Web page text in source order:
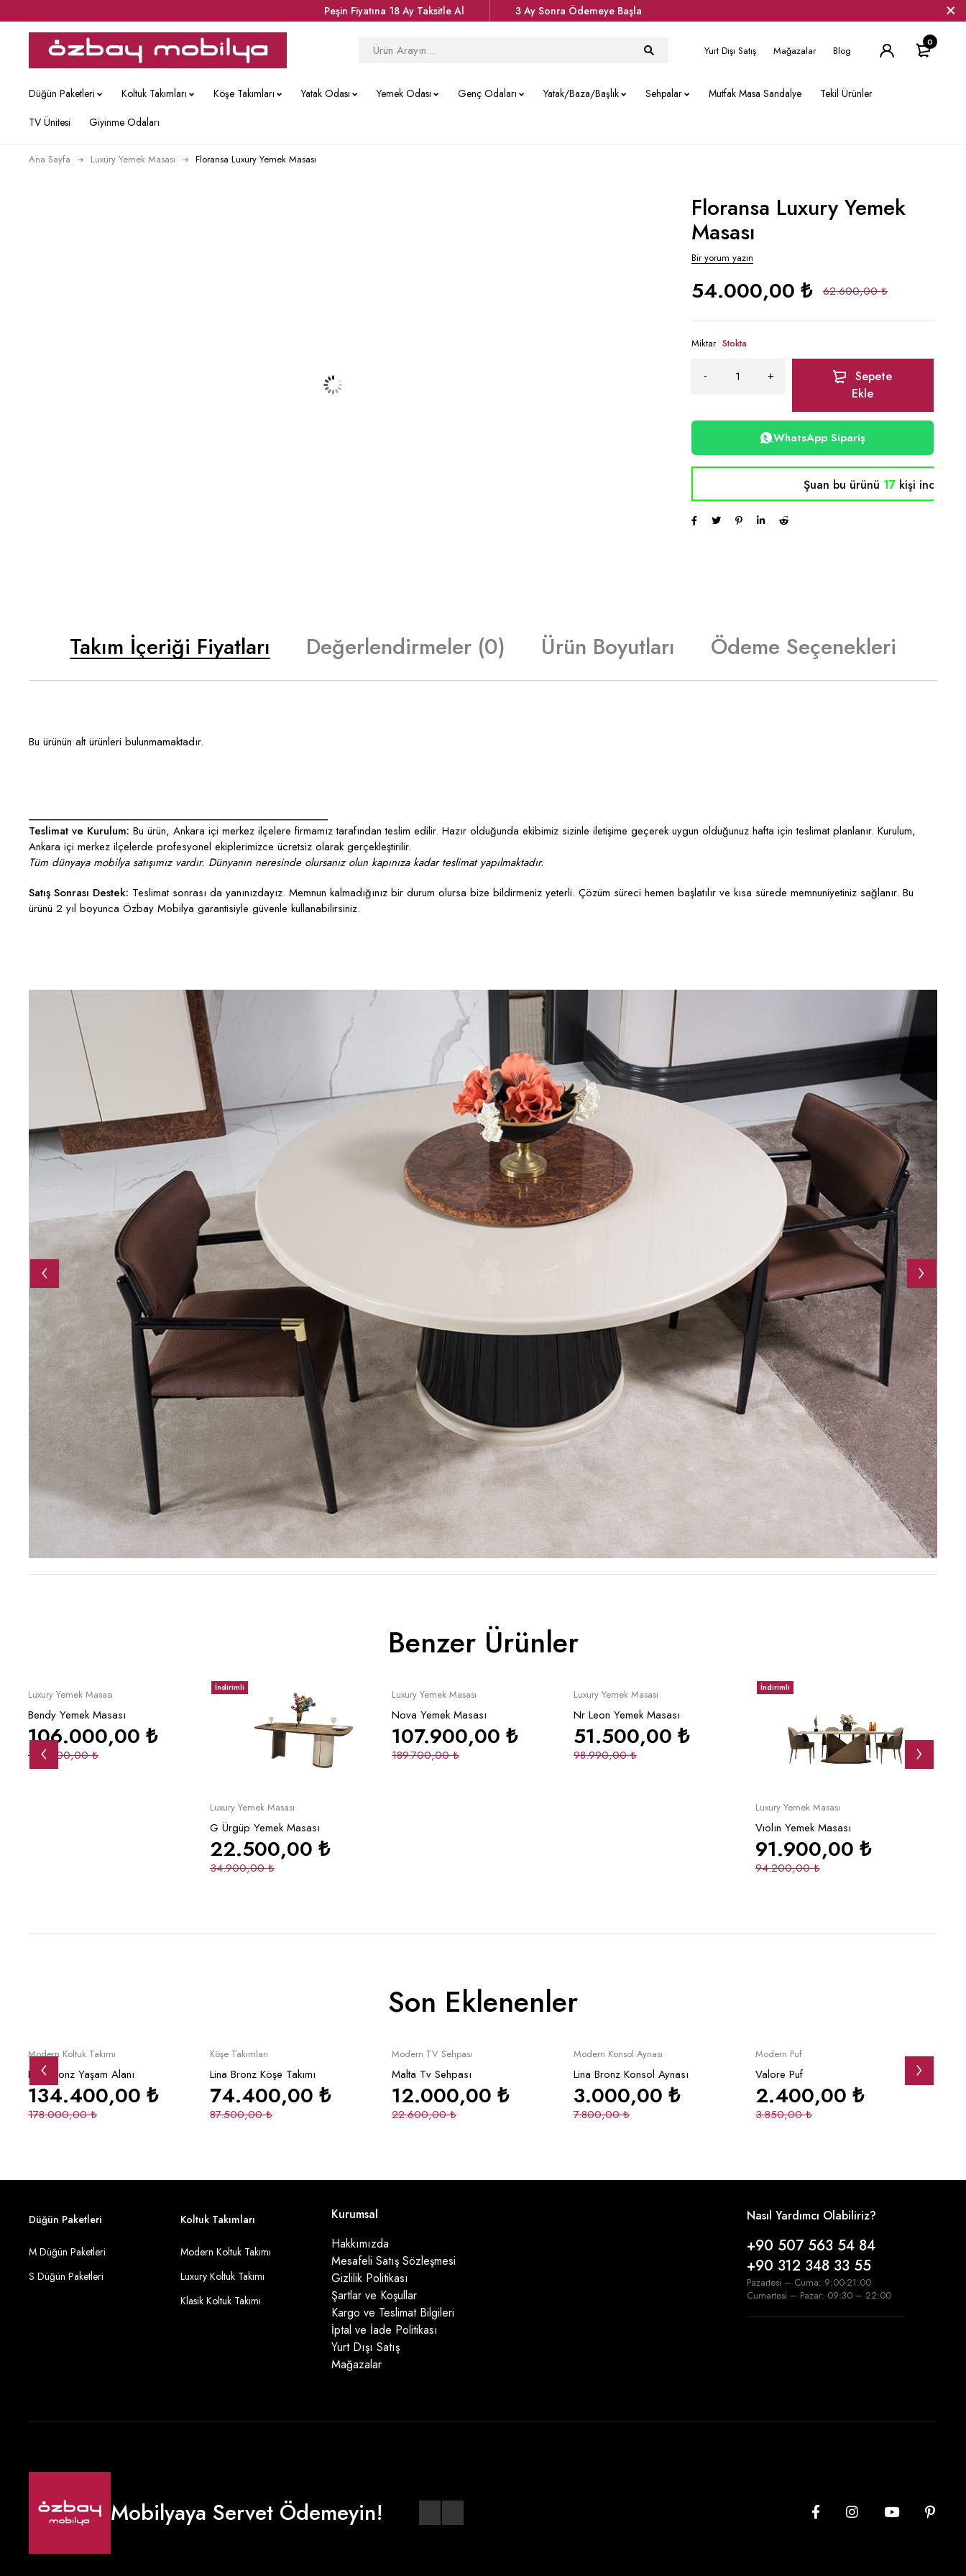
Peşin Fiyatına 18 Ay Taksitle Al 3 Ay Sonra Ödemeye Başla
Yurt Dışı Satış Mağazalar Blog
0
Düğün Paketleri Koltuk Takımları Köşe Takımları Yatak Odası Yemek Odası Genç Odaları Yatak/Baza/Başlık Sehpalar Mutfak Masa Sandalye
Tekil Ürünler
TV Ünitesi
Giyinme Odaları
Ana Sayfa Luxury Yemek Masası Floransa Luxury Yemek Masası
Floransa Luxury Yemek
Masası
Bir yorum yazın
62.600,00₺
54.000,00 ₺
Miktar Stokta
Sepete
Ekle
WhatsApp Sipariş
Şuan bu ürünü 17kişi inceliyor
Takım İçeriği Fiyatları Değerlendirmeler (0) Ürün Boyutları Ödeme Seçenekleri
Bu ürünün alt ürünleri bulunmamaktadır.
____________________________________________________
Teslimat ve Kurulum: Bu ürün, Ankara içi merkez ilçelere firmamız tarafından teslim edilir. Hazır olduğunda ekibimiz sizinle iletişime geçerek uygun olduğunuz hafta için teslimat planlanır. Kurulum,
Ankara içi merkez ilçelerde profesyonel ekiplerimizce ücretsiz olarak gerçekleştirilir.
Tüm dünyaya mobilya satışımız vardır. Dünyanın neresinde olursanız olun kapınıza kadar teslimat yapılmaktadır.
Satış Sonrası Destek: Teslimat sonrası da yanınızdayız. Memnun kalmadığınız bir durum olursa bize bildirmeniz yeterli. Çözüm süreci hemen başlatılır ve kısa sürede memnuniyetiniz sağlanır. Bu
ürünü 2 yıl boyunca Özbay Mobilya garantisiyle güvenle kullanabilirsiniz.
Benzer Ürünler
Sepete Ekle
Luxury Yemek Masası
Bendy Yemek Masası
165.000,00₺
106.000,00 ₺
İndirimli
Sepete Ekle
Luxury Yemek Masası
G Ürgüp Yemek Masası
34.900,00₺
22.500,00 ₺
Sepete Ekle
Luxury Yemek Masası
Nova Yemek Masası
189.700,00₺
107.900,00 ₺
Sepete Ekle
Luxury Yemek Masası
Nr Leon Yemek Masası
98.990,00₺
51.500,00 ₺
İndirimli
Sepete Ekle
Luxury Yemek Masası
Vıolın Yemek Masası
94.200,00₺
91.900,00 ₺
Son Eklenenler
Sepete Ekle
Modern Koltuk Takımı
Lina Bronz Yaşam Alanı
178.000,00₺
134.400,00 ₺
Köşe Takımları
Lina Bronz Köşe Takımı
87.500,00₺
74.400,00 ₺
Sepete Ekle
Modern TV Sehpası
Malta Tv Sehpası
22.600,00₺
12.000,00 ₺
Sepete Ekle
Modern Konsol Aynası
Lina Bronz Konsol Aynası
7.800,00₺
3.000,00 ₺
Modern Puf
Valore Puf
3.850,00₺
2.400,00 ₺
Düğün Paketleri
M Düğün Paketleri
S Düğün Paketleri
Koltuk Takımları
Modern Koltuk Takımı
Luxury Koltuk Takımı
Klasik Koltuk Takımı
Kurumsal
Hakkımızda
Mesafeli Satış Sözleşmesi
Gizlilik Politikası
Şartlar ve Koşullar
Kargo ve Teslimat Bilgileri
İptal ve İade Politikası
Yurt Dışı Satış
Mağazalar
Nasıl Yardımcı Olabiliriz?
+90 507 563 54 84
+90 312 348 33 55
Pazartesi – Cuma: 9:00-21:00
Cumartesi – Pazar: 09:30 – 22:00
Mobilyaya Servet Ödemeyin!